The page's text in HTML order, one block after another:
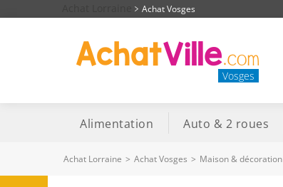
Achat Vosges
Vosges
Alimentation Auto & 2 roues
Achat Lorraine > Achat Vosges > Maison & décoration